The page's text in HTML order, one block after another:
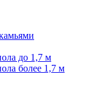
до 1,7 м
более 1,7 м